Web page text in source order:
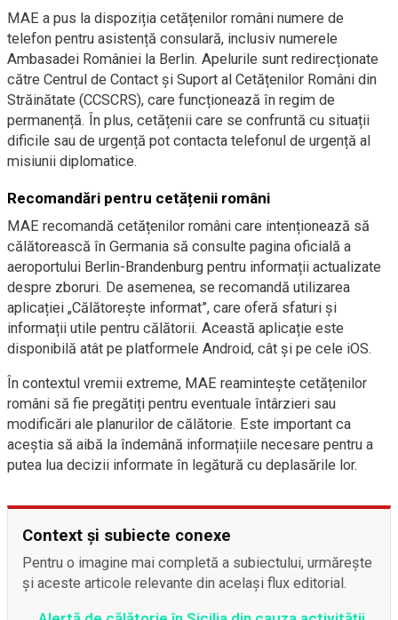
MAE a pus la dispoziția cetățenilor români numere de
telefon pentru asistență consulară, inclusiv numerele
Ambasadei României la Berlin. Apelurile sunt redirecționate
către Centrul de Contact și Suport al Cetățenilor Români din
Străinătate (CCSCRS), care funcționează în regim de
permanență. În plus, cetățenii care se confruntă cu situații
dificile sau de urgență pot contacta telefonul de urgență al
misiunii diplomatice.
Recomandări pentru cetățenii români
MAE recomandă cetățenilor români care intenționează să
călătorească în Germania să consulte pagina oficială a
aeroportului Berlin-Brandenburg pentru informații actualizate
despre zboruri. De asemenea, se recomandă utilizarea
aplicației „Călătorește informat”, care oferă sfaturi și
informații utile pentru călătorii. Această aplicație este
disponibilă atât pe platformele Android, cât și pe cele iOS.
În contextul vremii extreme, MAE reamintește cetățenilor
români să fie pregătiți pentru eventuale întârzieri sau
modificări ale planurilor de călătorie. Este important ca
aceștia să aibă la îndemână informațiile necesare pentru a
putea lua decizii informate în legătură cu deplasările lor.
Context și subiecte conexe
Pentru o imagine mai completă a subiectului, urmărește
și aceste articole relevante din același flux editorial.